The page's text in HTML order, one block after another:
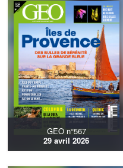
GEO n°567
29 avril 2026